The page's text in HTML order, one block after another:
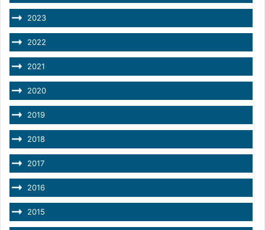
2023
2022
2021
2020
2019
2018
2017
2016
2015